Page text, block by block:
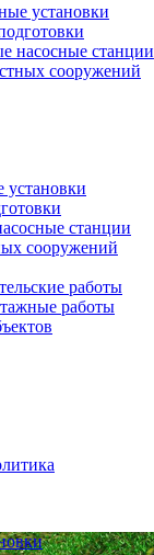
установки
насосные станции
сооружений
установки
станции
сооружений
работы
работы